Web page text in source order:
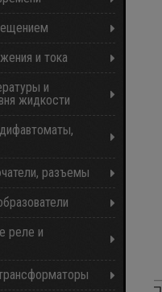
и тока
и
жидкости
разъемы
реле и